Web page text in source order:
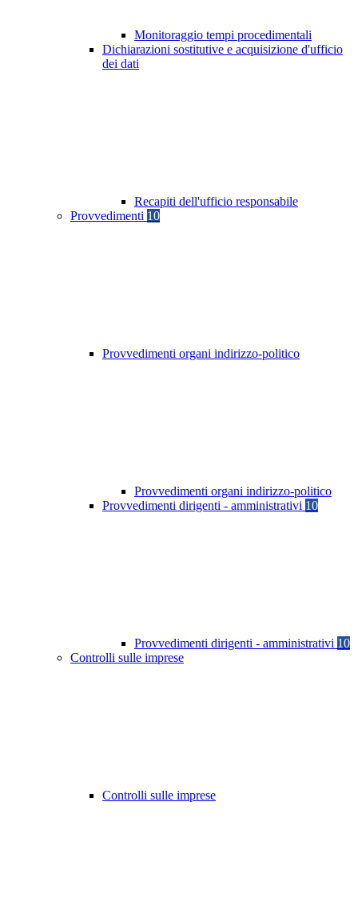
Monitoraggio tempi procedimentali
Dichiarazioni sostitutive e acquisizione d'ufficio
dei dati
Recapiti dell'ufficio responsabile
Provvedimenti 10
Provvedimenti organi indirizzo-politico
Provvedimenti organi indirizzo-politico
Provvedimenti dirigenti - amministrativi 10
Provvedimenti dirigenti - amministrativi 10
Controlli sulle imprese
Controlli sulle imprese